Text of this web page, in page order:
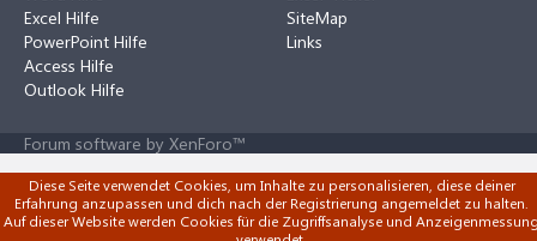
Excel Hilfe
PowerPoint Hilfe
Access Hilfe
Outlook Hilfe
SiteMap
Links
Forum software by XenForo™
Diese Seite verwendet Cookies, um Inhalte zu personalisieren, diese deiner
Erfahrung anzupassen und dich nach der Registrierung angemeldet zu halten.
Auf dieser Website werden Cookies für die Zugriffsanalyse und